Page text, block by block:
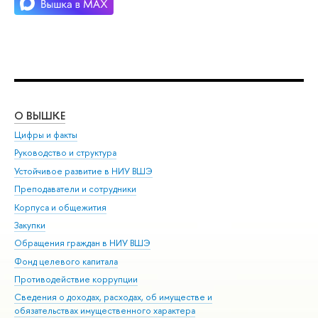
О ВЫШКЕ
Цифры и факты
Руководство и структура
Устойчивое развитие в НИУ ВШЭ
Преподаватели и сотрудники
Корпуса и общежития
Закупки
Обращения граждан в НИУ ВШЭ
Фонд целевого капитала
Противодействие коррупции
Сведения о доходах, расходах, об имуществе и
обязательствах имущественного характера